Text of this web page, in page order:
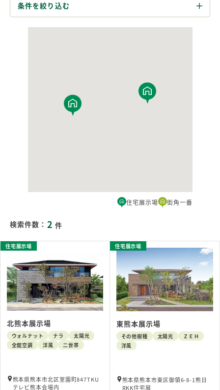
条件を絞り込む
住宅展示場 街角一番
検索件数： 2 件
住宅展示場
北熊本展示場
ウォルナット ナラ
太陽光
全館空調
洋風 二世帯
熊本県熊本市北区室園町847TKU
テレビ熊本会場内
住宅展示場
東熊本展示場
その他樹種 太陽光
ＺＥＨ
洋風
熊本県熊本市東区御領6-8-1熊日
RKK住宅展